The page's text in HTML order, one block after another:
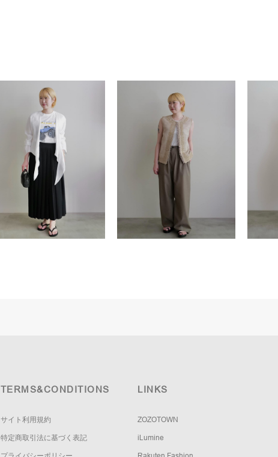
TERMS&CONDITIONS
サイト利用規約
特定商取引法に基づく表記
LINKS
ZOZOTOWN
iLumine